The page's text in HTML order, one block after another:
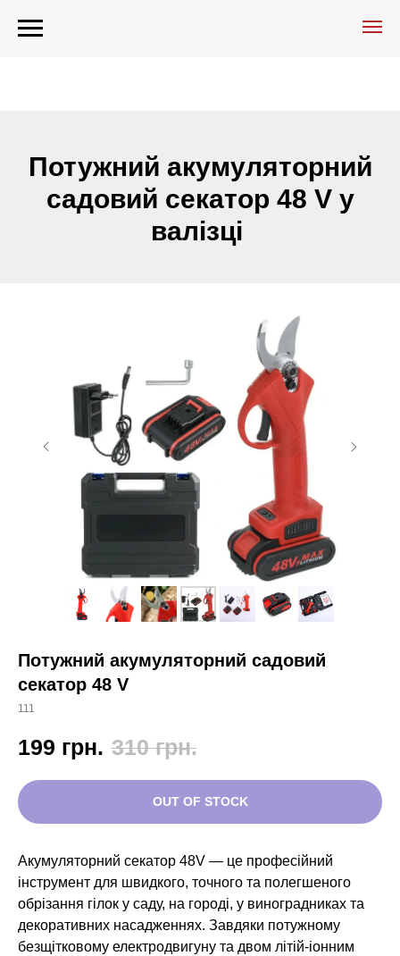
Потужний акумуляторний
садовий секатор 48 V у
валізці
Потужний акумуляторний садовий
секатор 48 V
111
199 грн. 310 грн.
OUT OF STOCK
Акумуляторний секатор 48V — це професійний
інструмент для швидкого, точного та полегшеного
обрізання гілок у саду, на городі, у виноградниках та
декоративних насадженнях. Завдяки потужному
безщітковому електродвигуну та двом літій-іонним